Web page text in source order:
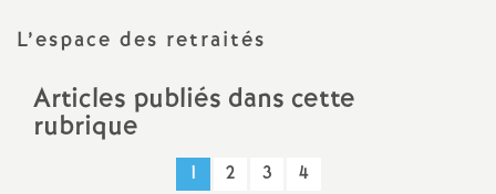
L’espace des retraités
Articles publiés dans cette
rubrique
1 2 3 4